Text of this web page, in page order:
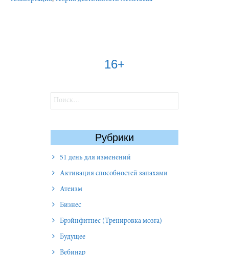
16+
Найти:
Рубрики
51 день для изменений
Активация способностей запахами
Атеизм
Бизнес
Брэйнфитнес (Тренировка мозга)
Будущее
Вебинар